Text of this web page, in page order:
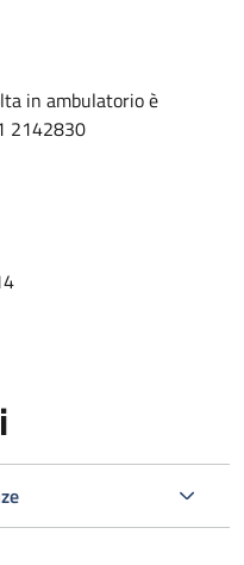
in ambulatorio è
2142830